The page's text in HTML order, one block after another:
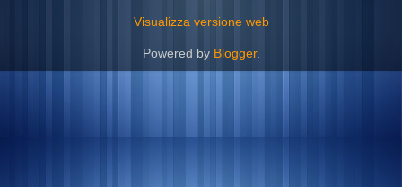
Visualizza versione web
Powered by Blogger.